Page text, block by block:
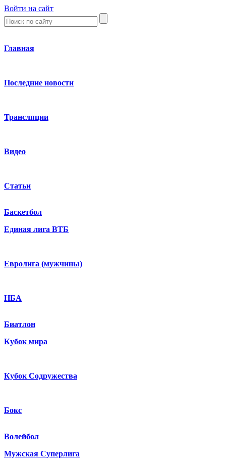
Войти на сайт
Главная
Последние новости
Трансляции
Видео
Статьи
Баскетбол
Единая лига ВТБ
Евролига (мужчины)
НБА
Биатлон
Кубок мира
Кубок Содружества
Бокс
Волейбол
Мужская Суперлига